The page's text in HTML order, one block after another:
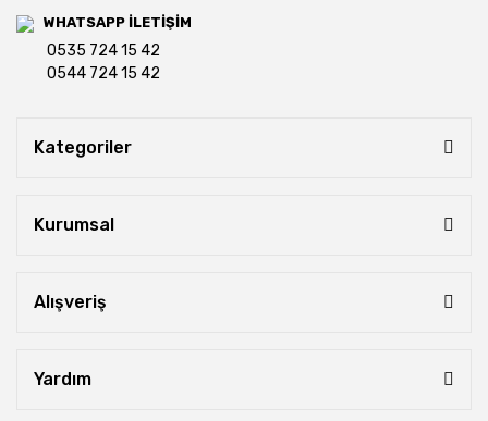
WHATSAPP İLETİŞİM
0535 724 15 42
0544 724 15 42
Kategoriler
Kurumsal
Alışveriş
Yardım